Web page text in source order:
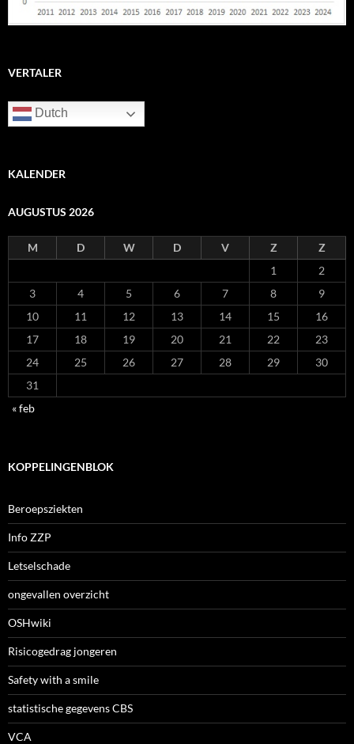
VERTALER
Dutch
KALENDER
AUGUSTUS 2026
M D W D V Z
Z
1
2
3
4 5 6 7 8
9
10
11 12 13 14 15
16
17
18 19 20 21 22
23
24
25 26 27 28 29
30
31
« feb
KOPPELINGENBLOK
Beroepsziekten
Info ZZP
Letselschade
ongevallen overzicht
OSHwiki
Risicogedrag jongeren
Safety with a smile
statistische gegevens CBS
VCA